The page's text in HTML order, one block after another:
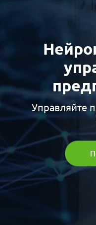
Управляйте